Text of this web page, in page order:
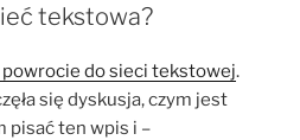
tekstowa?
powrocie do sieci tekstowej.
się dyskusja, czym jest
pisać ten wpis i –